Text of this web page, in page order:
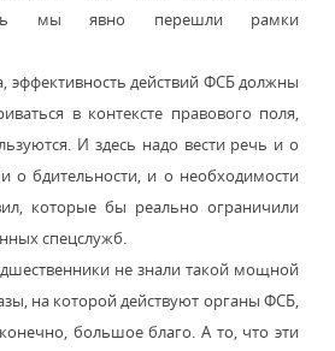
мы явно перешли рамки
эффективность действий ФСБ должны
в контексте правового поля,
И здесь надо вести речь и о
о бдительности, и о необходимости
которые бы реально ограничили
спецслужб.
не знали такой мощной
на которой действуют органы ФСБ,
большое благо. А то, что эти